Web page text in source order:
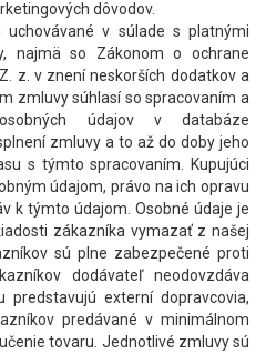
dôvodov.
uchovávané v súlade s platnými
najmä so Zákonom o ochrane
z. v znení neskorších dodatkov a
zmluvy súhlasí so spracovaním a
údajov v databáze
zmluvy a to až do doby jeho
s týmto spracovaním. Kupujúci
údajom, právo na ich opravu
k týmto údajom. Osobné údaje je
zákazníka vymazať z našej
sú plne zabezpečené proti
dodávateľ neodovzdáva
predstavujú externí dopravcovia,
predávané v minimálnom
tovaru. Jednotlivé zmluvy sú